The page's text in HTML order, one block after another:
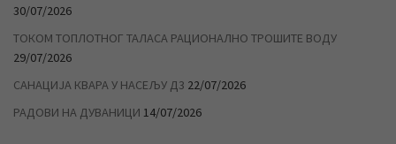
30/07/2026
ТОКОМ ТОПЛОТНОГ ТАЛАСА РАЦИОНАЛНО ТРОШИТЕ ВОДУ
29/07/2026
САНАЦИЈА КВАРА У НАСЕЉУ Д3 22/07/2026
РАДОВИ НА ДУВАНИЦИ 14/07/2026